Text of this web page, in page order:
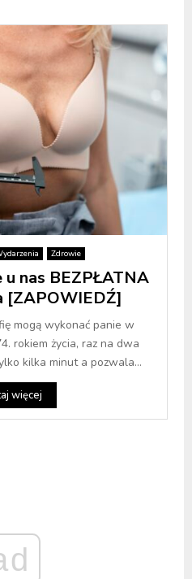
Zdrowie
u nas BEZPŁATNA
[ZAPOWIEDŹ]
mogą wykonać panie w
rokiem życia, raz na dwa
kilka minut a pozwala...
więcej